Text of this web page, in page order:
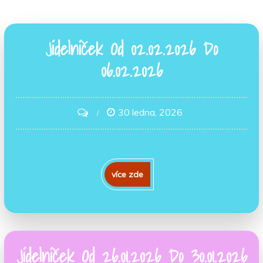
Jídelníček Od 02.02.2026 Do
06.02.2026
on
Jídelníček
02.02.2026
30 ledna, 2026
více zde
Jídelníček Od 26.01.2026 Do 30.01.2026